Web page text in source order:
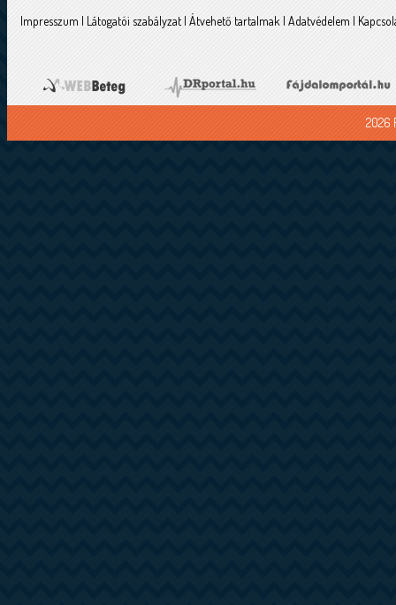
Impresszum | Látogatói szabályzat | Átvehető tartalmak | Adatvédelem |
2026